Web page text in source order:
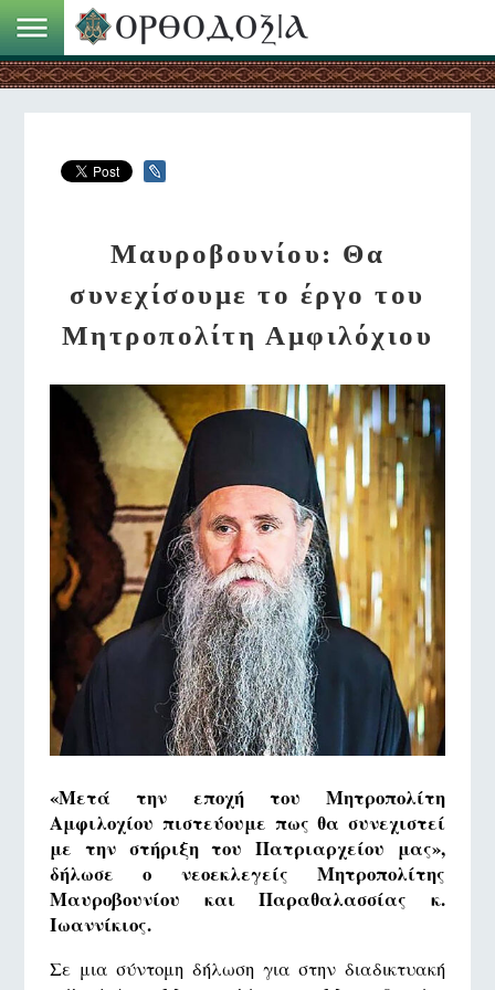
Μαυροβουνίου: Θα
συνεχίσουμε το έργο του
Μητροπολίτη Αμφιλόχιου
«Μετά την εποχή του Μητροπολίτη
Αμφιλοχίου πιστεύουμε πως θα συνεχιστεί
με την στήριξη του Πατριαρχείου μας»,
δήλωσε ο νεοεκλεγείς Μητροπολίτης
Μαυροβουνίου και Παραθαλασσίας κ.
Ιωαννίκιος.
Σε μια σύντομη δήλωση για στην διαδικτυακή